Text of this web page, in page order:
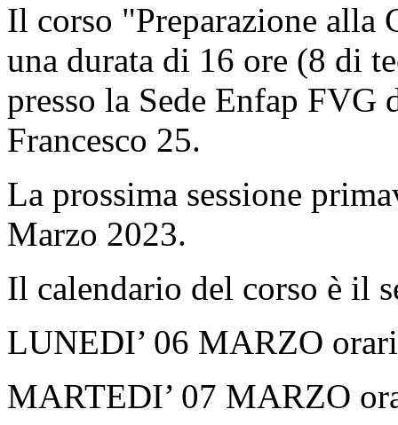
Il corso "Preparazione alla
una durata di 16 ore (8 di
presso la Sede Enfap FVG
Francesco 25.
La prossima sessione
Marzo 2023.
Il calendario del corso è il
LUNEDI’ 06 MARZO
MARTEDI’ 07 MARZO